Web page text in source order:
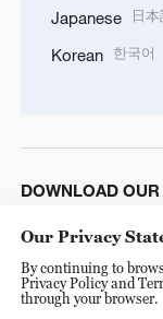
Japanese 日
Korean 한국어
DOWNLOAD OUR
Our Privacy
By continuing to
Privacy Policy and
through your browser.